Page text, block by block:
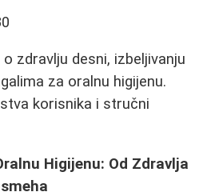
zdravlju desni, izbeljivanju
za oralnu higijenu.
korisnika i stručni
Higijenu: Od Zdravlja